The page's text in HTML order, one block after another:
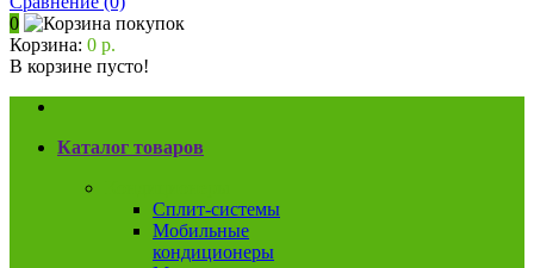
0
Корзина: 0 р.
В корзине пусто!
Каталог товаров
Сплит-системы
Мобильные
кондиционеры